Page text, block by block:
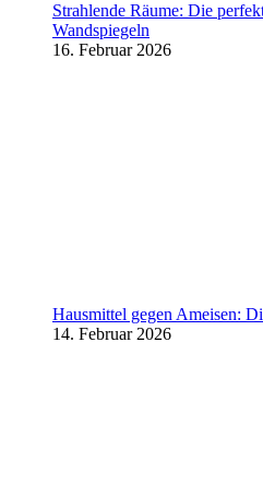
Strahlende Räume: Die
Wandspiegeln
16. Februar 2026
Hausmittel gegen Ameisen:
14. Februar 2026